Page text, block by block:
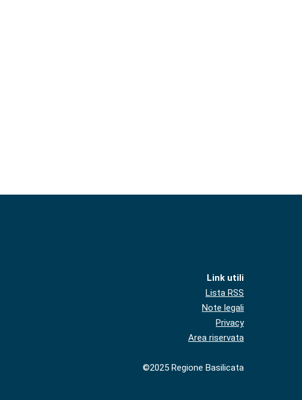
Link utili
Lista RSS
Note legali
Privacy
Area riservata
©2025 Regione Basilicata